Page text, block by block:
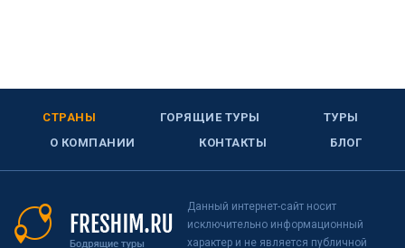
СТРАНЫ ГОРЯЩИЕ ТУРЫ
ТУРЫ
О КОМПАНИИ
КОНТАКТЫ БЛОГ
Данный интернет-сайт носит
исключительно информационный
характер и не является публичной